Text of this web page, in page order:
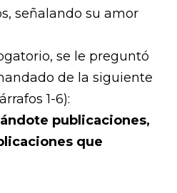
señalando su amor
se le preguntó
de la siguiente
1-6):
publicaciones,
que